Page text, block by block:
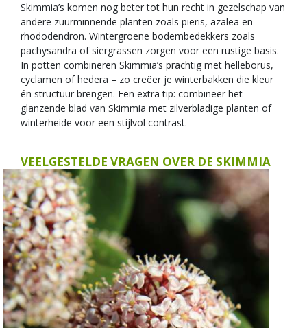
Skimmia’s komen nog beter tot hun recht in gezelschap van
andere zuurminnende planten zoals pieris, azalea en
rhododendron. Wintergroene bodembedekkers zoals
pachysandra of siergrassen zorgen voor een rustige basis.
In potten combineren Skimmia’s prachtig met helleborus,
cyclamen of hedera – zo creëer je winterbakken die kleur
én structuur brengen. Een extra tip: combineer het
glanzende blad van Skimmia met zilverbladige planten of
winterheide voor een stijlvol contrast.
VEELGESTELDE VRAGEN OVER DE SKIMMIA